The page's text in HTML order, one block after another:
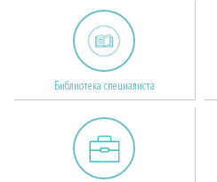
Библиотека специалиста